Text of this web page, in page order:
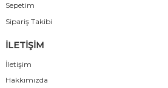
Sepetim
Sipariş Takibi
İLETİŞİM
İletişim
Hakkımızda